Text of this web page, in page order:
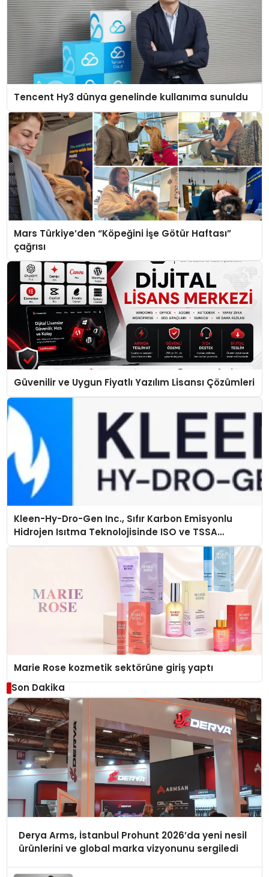
Tencent Hy3 dünya genelinde kullanıma sunuldu
Mars Türkiye’den “Köpeğini İşe Götür Haftası”
çağrısı
Güvenilir ve Uygun Fiyatlı Yazılım Lisansı Çözümleri
Kleen-Hy-Dro-Gen Inc., Sıfır Karbon Emisyonlu
Hidrojen Isıtma Teknolojisinde ISO ve TSSA
Düzenleyici Onaylarını Aldı
Marie Rose kozmetik sektörüne giriş yaptı
Son Dakika
Derya Arms, İstanbul Prohunt 2026’da yeni nesil
ürünlerini ve global marka vizyonunu sergiledi